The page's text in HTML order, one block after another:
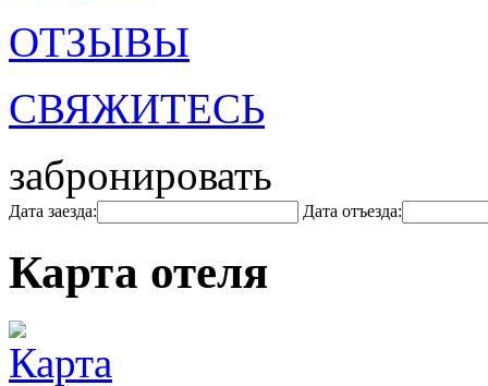
ОТЗЫВЫ
СВЯЖИТЕСЬ
забронировать
Дата заезда: Дата отъезда:
Карта отеля